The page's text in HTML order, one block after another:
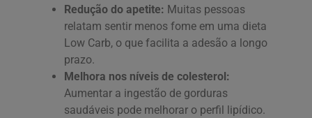
Redução do apetite: Muitas pessoas
relatam sentir menos fome em uma dieta
Low Carb, o que facilita a adesão a longo
prazo.
Melhora nos níveis de colesterol:
Aumentar a ingestão de gorduras
saudáveis pode melhorar o perfil lipídico.